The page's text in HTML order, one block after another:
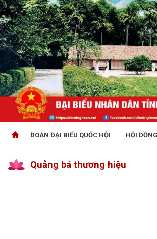
ĐOÀN ĐẠI BIỂU QUỐC HỘI HỘI
Quảng bá thương hiệu